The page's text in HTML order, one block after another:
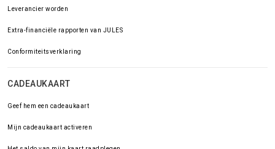
Leverancier worden
Extra-financiële rapporten van JULES
Conformiteitsverklaring
CADEAUKAART
Geef hem een cadeaukaart
Mijn cadeaukaart activeren